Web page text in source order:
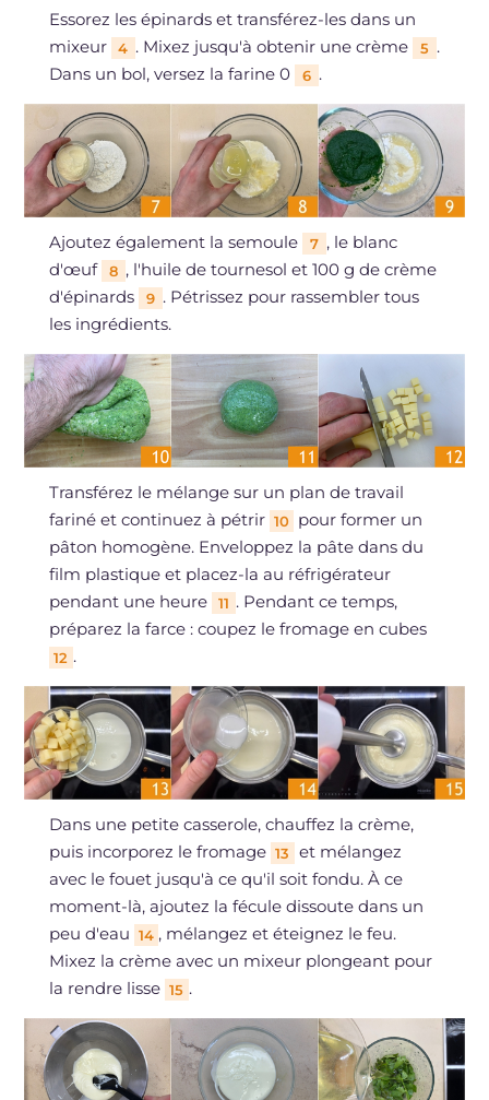
Essorez les épinards et transférez-les dans un
mixeur
4 . Mixez jusqu'à obtenir une crème 5 .
Dans un bol, versez la farine 0
6 .
Ajoutez également la semoule 7 , le blanc
d'œuf
8 , l'huile de tournesol et 100 g de crème
d'épinards
9 . Pétrissez pour rassembler tous
les ingrédients.
Transférez le mélange sur un plan de travail
fariné et continuez à pétrir 10 pour former un
pâton homogène. Enveloppez la pâte dans du
film plastique et placez-la au réfrigérateur
pendant une heure
11 . Pendant ce temps,
préparez la farce : coupez le fromage en cubes
12 .
Dans une petite casserole, chauffez la crème,
puis incorporez le fromage 13
et mélangez
avec le fouet jusqu'à ce qu'il soit fondu. À ce
moment-là, ajoutez la fécule dissoute dans un
peu d'eau 14 , mélangez et éteignez le feu.
Mixez la crème avec un mixeur plongeant pour
la rendre lisse 15 .